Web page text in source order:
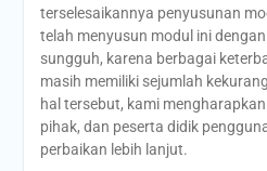
terselesaikannya penyusunan
telah menyusun modul ini
sungguh, karena berbagai
masih memiliki sejumlah
hal tersebut, kami
pihak, dan peserta didik
perbaikan lebih lanjut.